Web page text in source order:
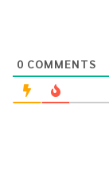
0 COMMENTS